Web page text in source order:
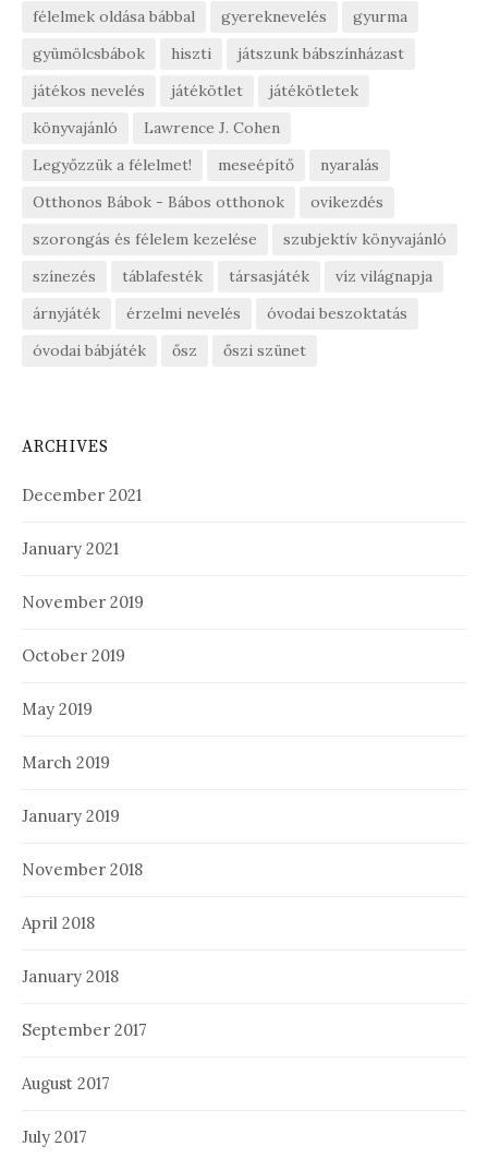
félelmek oldása bábbal gyereknevelés
gyurma
gyümölcsbábok
hiszti
játszunk bábszínházast
játékos nevelés
játékötlet
játékötletek
könyvajánló
Lawrence J. Cohen
Legyőzzük a félelmet!
meseépítő
nyaralás
Otthonos Bábok - Bábos otthonok
ovikezdés
szorongás és félelem kezelése
szubjektív könyvajánló
színezés
táblafesték társasjáték
víz világnapja
árnyjáték
érzelmi nevelés
óvodai beszoktatás
óvodai bábjáték
ősz őszi szünet
ARCHIVES
December 2021
January 2021
November 2019
October 2019
May 2019
March 2019
January 2019
November 2018
April 2018
January 2018
September 2017
August 2017
July 2017